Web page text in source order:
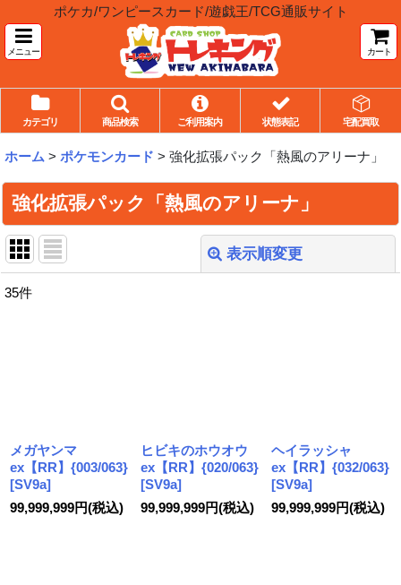
ポケカ/ワンピースカード/遊戯王/TCG通販サイト
メニュー カート
カテゴリ 商品検索 ご利用案内 状態表記 宅配買取
ホーム > ポケモンカード > 強化拡張パック「熱風のアリーナ」
強化拡張パック「熱風のアリーナ」
表示順変更
35件
メガヤンマ
ex【RR】{003/063}
[SV9a]
99,999,999円(税込)
ヒビキのホウオウ
ex【RR】{020/063}
[SV9a]
99,999,999円(税込)
ヘイラッシャ
ex【RR】{032/063}
[SV9a]
99,999,999円(税込)